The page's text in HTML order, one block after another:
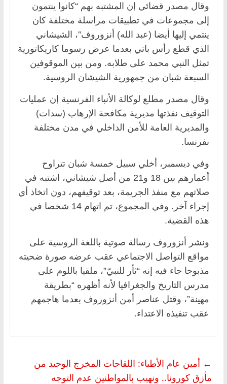
وقال مصدر قضائي إن المشتبه بهم “كانوا ينتمون
إلى مجموعات في تطبيقات مراسلة مختلفة كان
ينتمي إليها أيضا (عبد الله) أنزوروف”، الشيشاني
الذي قطع رأس باتي بعدما عرض رسوما كاريكاتورية
تمثل النبي محمد على طلابه. ومن بين الموقوفين
السبعة شبان من جمهورية الشيشان الروسية.
وقال مصدر مطلع لوكالة الأنباء الفرنسية إن عمليات
التوقيف نفذتها مديرية مكافحة الإرهاب (سدات)
والمديرية العامة للأمن الداخلي في مدن مختلفة
بفرنسا.
وفي ديسمبر، أخلي سبيل خمسة شبان تتراوح
أعمارهم بين 18 و21 من أصل شيشاني، اشتبه في
صلاتهم مع منفذ الجريمة، بعد توقيفهم، دون اتخاذ أي
إجراء آخر. وفي المجموع، تم اتهام 14 شخصا في
هذه القضية.
ونشر أنزوروف رسالة صوتية باللغة الروسية على
مواقع التواصل الاجتماعي عقب عرضه صورة ضحيته
مذبوحا جاء فيه إنه “ثأر للنبيّ”، ملقيا باللوم على
مدرس التاريخ والجغرافيا لأنه أظهره “بطريقة
مهينة”، وقتل عناصر أمن أنزوروف بعدما هاجمهم
عقب تنفيذه الاعتداء.
← أمين عام الأطباء: اللقاحات المخرج الوحيد من
مأزق كورونا.. ونهيب بالمواطنين عدم التوجه